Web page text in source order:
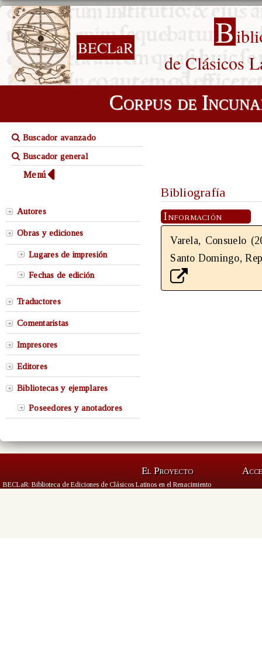
BECLaR B
de Clásicos
Corpus de
Buscador avanzado
Buscador general
Menú
Autores
Obras y ediciones
Lugares de impresión
Fechas de edición
Traductores
Comentaristas
Impresores
Editores
Bibliotecas y ejemplares
Poseedores y anotadores
Bibliografía
Información
Varela, Consuelo
Santo Domingo,
El Proyecto
BECLaR: Biblioteca de Ediciones de Clásicos Latinos en el Renacimiento